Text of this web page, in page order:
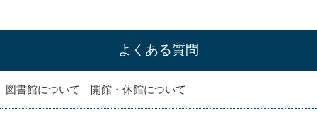
よくある質問
図書館について 開館・休館について